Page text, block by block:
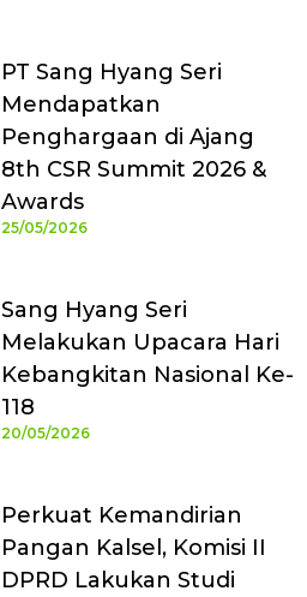
PT Sang Hyang Seri
Mendapatkan
Penghargaan di Ajang
8th CSR Summit 2026 &
Awards
25/05/2026
Sang Hyang Seri
Melakukan Upacara Hari
Kebangkitan Nasional Ke-
118
20/05/2026
Perkuat Kemandirian
Pangan Kalsel, Komisi II
DPRD Lakukan Studi